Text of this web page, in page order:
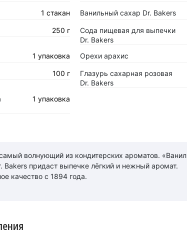
1 стакан Ванильный сахар Dr. Bakers
250 г
Сода пищевая для выпечки
Dr. Bakers
1 упаковка Орехи арахис
100 г
Глазурь сахарная розовая
Dr. Bakers
1 упаковка
волнующий из кондитерских ароматов.
Bakers придаст выпечке лёгкий и нежный аромат.
качество с 1894 года.